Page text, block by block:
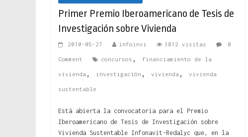
Primer Premio Iberoamericano de Tesis de
Investigación sobre Vivienda
2010-05-27 infoinvi 3812 visitas 0
Comment concursos , financiamiento de la
vivienda , investigación , vivienda , vivienda
sustentable
Está abierta la convocatoria para el Premio
Iberoamericano de Tesis de Investigación sobre
Vivienda Sustentable Infonavit-Redalyc que, en la